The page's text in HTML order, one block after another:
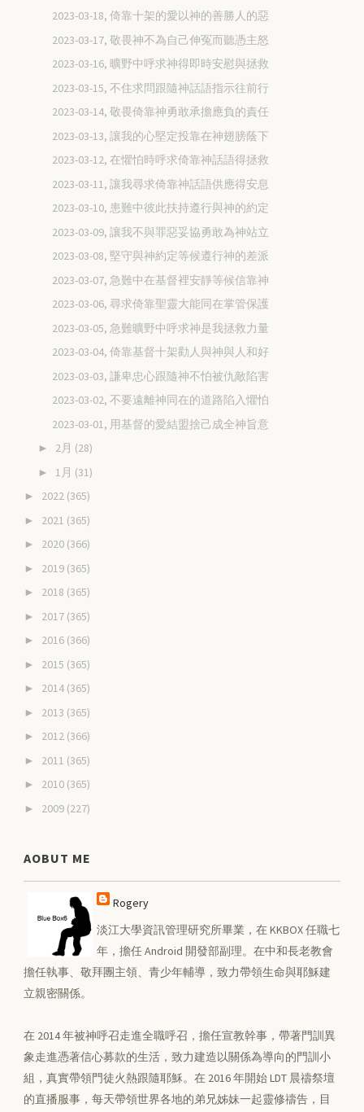
2023-03-18, 倚靠十架的愛以神的善勝人的惡
2023-03-17, 敬畏神不為自己伸冤而聽憑主怒
2023-03-16, 曠野中呼求神得即時安慰與拯救
2023-03-15, 不住求問跟隨神話語指示往前行
2023-03-14, 敬畏倚靠神勇敢承擔應負的責任
2023-03-13, 讓我的心堅定投靠在神翅膀蔭下
2023-03-12, 在懼怕時呼求倚靠神話語得拯救
2023-03-11, 讓我尋求倚靠神話語供應得安息
2023-03-10, 患難中彼此扶持遵行與神的約定
2023-03-09, 讓我不與罪惡妥協勇敢為神站立
2023-03-08, 堅守與神約定等候遵行神的差派
2023-03-07, 急難中在基督裡安靜等候信靠神
2023-03-06, 尋求倚靠聖靈大能同在掌管保護
2023-03-05, 急難曠野中呼求神是我拯救力量
2023-03-04, 倚靠基督十架勸人與神與人和好
2023-03-03, 謙卑忠心跟隨神不怕被仇敵陷害
2023-03-02, 不要遠離神同在的道路陷入懼怕
2023-03-01, 用基督的愛結盟捨己成全神旨意
► 2月 (28)
► 1月 (31)
► 2022 (365)
► 2021 (365)
► 2020 (366)
► 2019 (365)
► 2018 (365)
► 2017 (365)
► 2016 (366)
► 2015 (365)
► 2014 (365)
► 2013 (365)
► 2012 (366)
► 2011 (365)
► 2010 (365)
► 2009 (227)
AOBUT ME
Rogery
淡江大學資訊管理研究所畢業，在 KKBOX 任職七
年，擔任 Android 開發部副理。在中和長老教會
擔任執事、敬拜團主領、青少年輔導，致力帶領生命與耶穌建
立親密關係。
在 2014 年被神呼召走進全職呼召，擔任宣教幹事，帶著門訓異
象走進憑著信心募款的生活，致力建造以關係為導向的門訓小
組，真實帶領門徒火熱跟隨耶穌。在 2016 年開始 LDT 晨禱祭壇
的直播服事，每天帶領世界各地的弟兄姊妹一起靈修禱告，目